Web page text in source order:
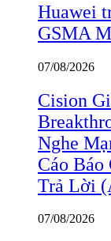
Huawei
GSMA
07/08/2026
Cision
Nghe
Cáo
Trả Lời
07/08/2026